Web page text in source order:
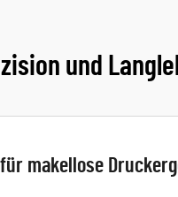
und
makellose